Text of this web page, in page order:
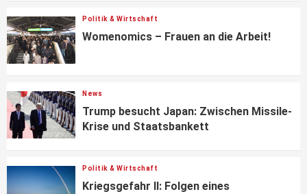
Politik & Wirtschaft
Womenomics – Frauen an die Arbeit!
News
Trump besucht Japan: Zwischen Missile-
Krise und Staatsbankett
Politik & Wirtschaft
Kriegsgefahr II: Folgen eines